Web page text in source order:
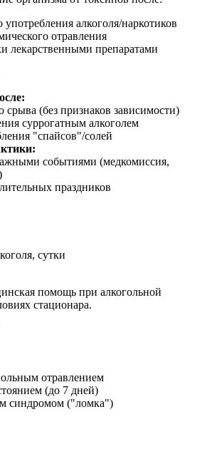
алкоголя/наркотиков
отравления
лекарственными препаратами
срыва (без признаков зависимости)
суррогатным алкоголем
"спайсов"/солей
событиями (медкомиссия,
праздников
сутки
помощь при алкогольной
стационара.
отравлением
(до 7 дней)
синдромом ("ломка")